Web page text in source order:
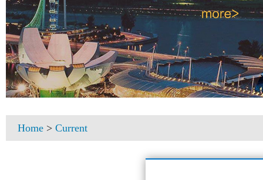
Home > Current